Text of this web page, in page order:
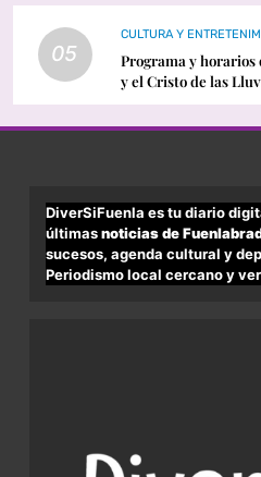
05
CULTURA Y
Programa y horarios
y el Cristo de las
DiverSiFuenla es tu diario
últimasnoticias de
sucesos, agenda cultural y
Periodismo local cercano y